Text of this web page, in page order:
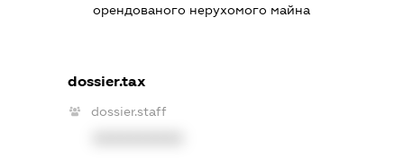
орендованого нерухомого майна
dossier.tax
dossier.staff